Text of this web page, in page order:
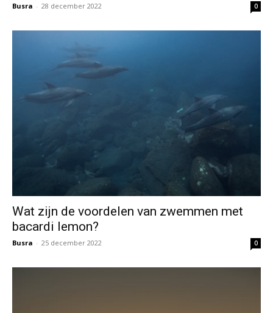
Busra - 28 december 2022 0
Wat zijn de voordelen van zwemmen met
bacardi lemon?
Busra - 25 december 2022 0